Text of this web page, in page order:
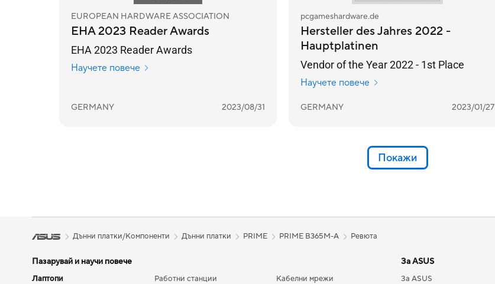
EUROPEAN HARDWARE ASSOCIATION
EHA 2023 Reader Awards
EHA 2023 Reader Awards
Научете повече
GERMANY 2023/08/31
pcgameshardware.de
Hersteller des Jahres 2022 -
Hauptplatinen
Vendor of the Year 2022 - 1st Place
Научете повече
GERMANY 2023/01/27
Покажи
Дънни платки/Компоненти Дънни платки PRIME PRIME B365M-A Ревюта
Пазарувай и научи повече
Лаптопи
Работни станции
Кабелни мрежи
За ASUS
За ASUS